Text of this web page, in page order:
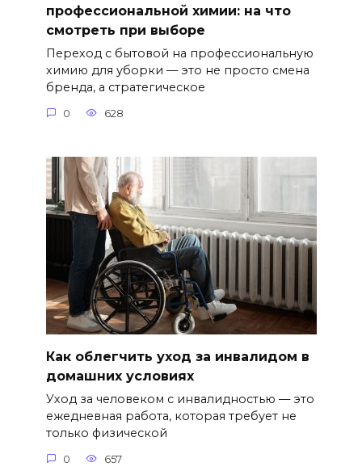
профессиональной химии: на что
смотреть при выборе
Переход с бытовой на профессиональную
химию для уборки — это не просто смена
бренда, а стратегическое
0 628
Как облегчить уход за инвалидом в
домашних условиях
Уход за человеком с инвалидностью — это
ежедневная работа, которая требует не
только физической
0 657